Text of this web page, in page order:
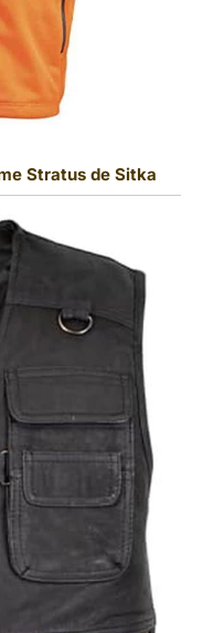
Stratus de Sitka